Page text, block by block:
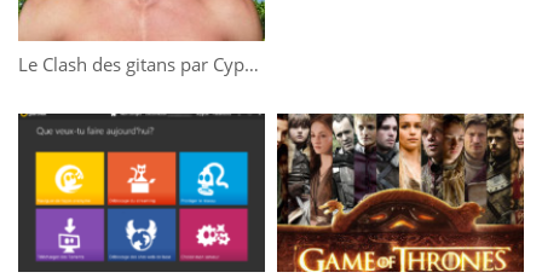
Le Clash des gitans par Cyprien